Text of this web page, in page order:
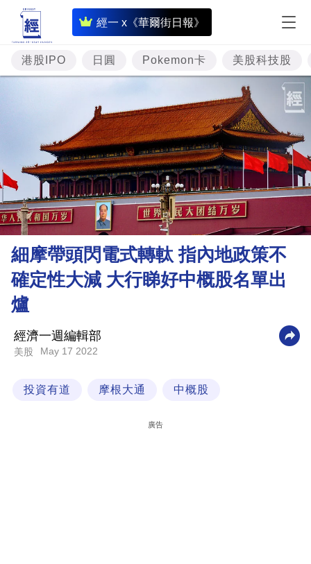
經一 x《華爾街日報》
即
時
財
經
題
投
資
樓
理
財
商
科
技
港股IPO 日圓 Pokemon卡 美股科技股
細摩帶頭閃電式轉軚 指內地政策不
確定性大減 大行睇好中概股名單出
爐
經濟一週編輯部
美股 May 17 2022
投資有道 摩根大通 中概股
廣告